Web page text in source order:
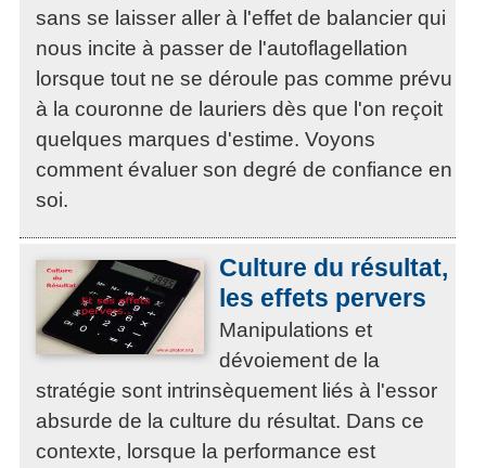
sans se laisser aller à l'effet de balancier qui
nous incite à passer de l'autoflagellation
lorsque tout ne se déroule pas comme prévu
à la couronne de lauriers dès que l'on reçoit
quelques marques d'estime. Voyons
comment évaluer son degré de confiance en
soi.
Culture du résultat,
les effets pervers
Manipulations et
dévoiement de la
stratégie sont intrinsèquement liés à l'essor
absurde de la culture du résultat. Dans ce
contexte, lorsque la performance est